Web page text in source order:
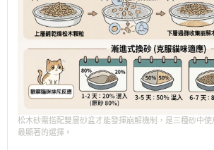
松木砂需搭配雙層砂盆才能發揮崩解機制，是三種砂中
最顯著的選擇。